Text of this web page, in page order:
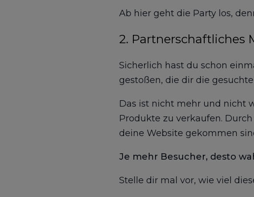
Ab hier geht die Party los,
2. Partnerschaftliches
Sicherlich hast du schon
gestoßen, die dir die
Das ist nicht mehr und nicht
Produkte zu verkaufen.
deine Website gekommen
Je mehr Besucher, desto
Stelle dir mal vor, wie viel